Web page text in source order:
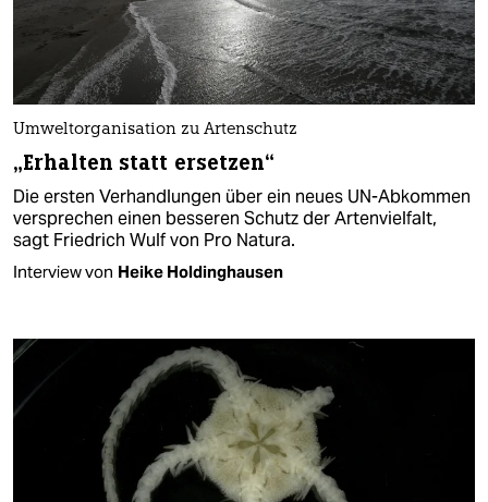
Umweltorganisation zu Artenschutz
„Erhalten statt ersetzen“
Die ersten Verhandlungen über ein neues UN-Abkommen
versprechen einen besseren Schutz der Artenvielfalt,
sagt Friedrich Wulf von Pro Natura.
Interview von Heike Holdinghausen